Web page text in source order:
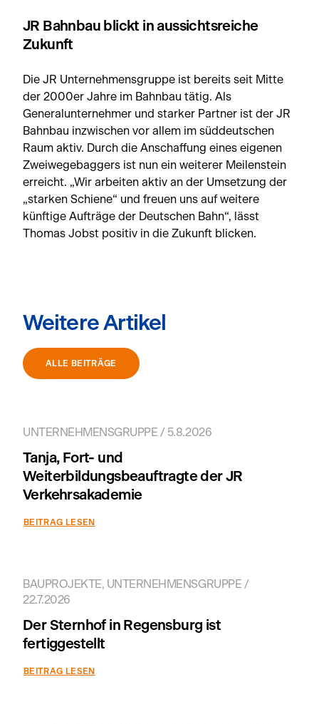
JR Bahnbau blickt in aussichtsreiche
Zukunft
Die JR Unternehmensgruppe ist bereits seit Mitte
der 2000er Jahre im Bahnbau tätig. Als
Generalunternehmer und starker Partner ist der JR
Bahnbau inzwischen vor allem im süddeutschen
Raum aktiv. Durch die Anschaffung eines eigenen
Zweiwegebaggers ist nun ein weiterer Meilenstein
erreicht. „Wir arbeiten aktiv an der Umsetzung der
„starken Schiene“ und freuen uns auf weitere
künftige Aufträge der Deutschen Bahn“, lässt
Thomas Jobst positiv in die Zukunft blicken.
Weitere Artikel
ALLE BEITRÄGE
UNTERNEHMENSGRUPPE / 5.8.2026
Tanja, Fort- und
Weiterbildungsbeauftragte der JR
Verkehrsakademie
BEITRAG LESEN
BAUPROJEKTE, UNTERNEHMENSGRUPPE /
22.7.2026
Der Sternhof in Regensburg ist
fertiggestellt
BEITRAG LESEN